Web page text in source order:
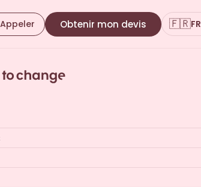
Appeler Obtenir mon devis 🇫🇷FR
· Sans engagement